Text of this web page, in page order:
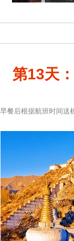
第13天
早餐后根据航班时间送